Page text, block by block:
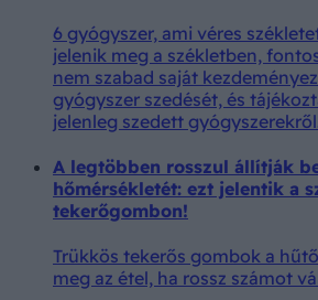
6 gyógyszer, ami véres
jelenik meg a székletben,
nem szabad saját
gyógyszer szedését, és
jelenleg szedett
A legtöbben rosszul állítják
hőmérsékletét: ezt jelentik a
tekerőgombon!
Trükkös tekerős gombok a
meg az étel, ha rossz számot